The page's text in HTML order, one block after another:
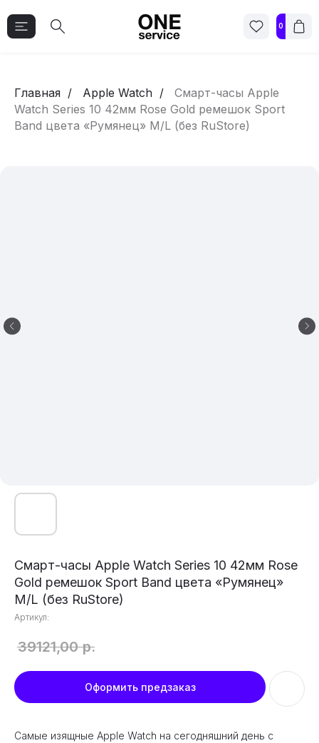
0
Главная Apple Watch
Смарт-часы Apple
Watch Series 10 42мм Rose Gold ремешок Sport
Band цвета «Румянец» M/L (без RuStore)
Смарт-часы Apple Watch Series 10 42мм Rose
Gold ремешок Sport Band цвета «Румянец»
M/L (без RuStore)
Артикул:
39121,00 р.
Оформить предзаказ
Самые изящные Apple Watch на сегодняшний день с